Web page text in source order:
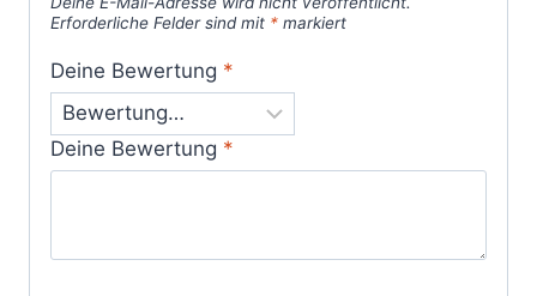
Erforderliche Felder sind mit * markiert
Deine Bewertung *
Deine Bewertung *